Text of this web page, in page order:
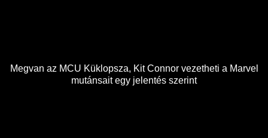
Megvan az MCU Küklopsza, Kit Connor vezetheti a Marvel
mutánsait egy jelentés szerint